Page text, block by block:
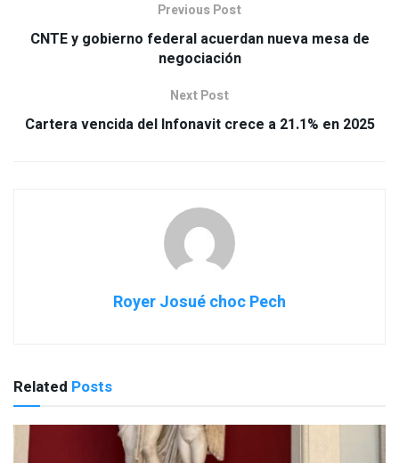
Previous Post
CNTE y gobierno federal acuerdan nueva mesa de
negociación
Next Post
Cartera vencida del Infonavit crece a 21.1% en 2025
Royer Josué choc Pech
Related Posts